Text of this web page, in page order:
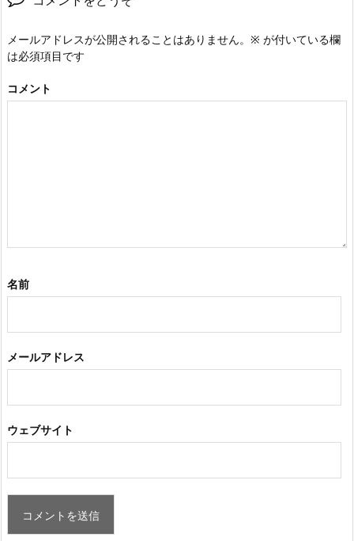
メールアドレスが公開されることはありません。 ※ が付いている欄
は必須項目です
コメント
名前
メールアドレス
ウェブサイト